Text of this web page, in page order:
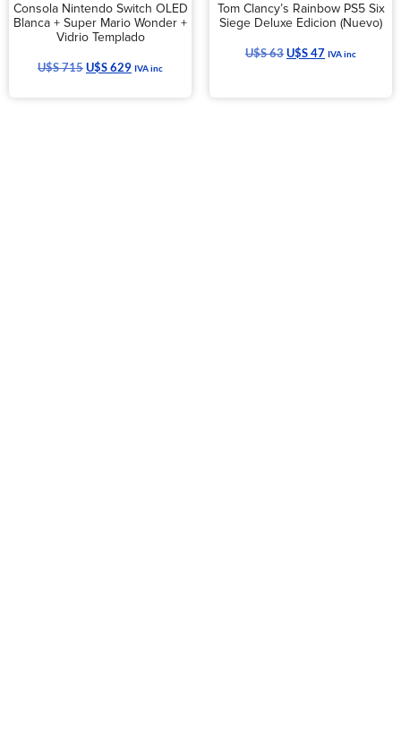
Consola Nintendo Switch OLED
Blanca + Super Mario Wonder +
Vidrio Templado
U$S715U$S629 IVA inc
Tom Clancy’s Rainbow PS5 Six
Siege Deluxe Edicion (Nuevo)
U$S63U$S47 IVA inc